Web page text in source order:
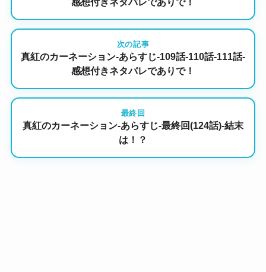
感想付きネタバレでありで！
次の記事
真紅のカーネーション-あらすじ-109話-110話-111話-
感想付きネタバレでありで！
最終回
真紅のカーネーション-あらすじ-最終回(124話)-結末
は！？